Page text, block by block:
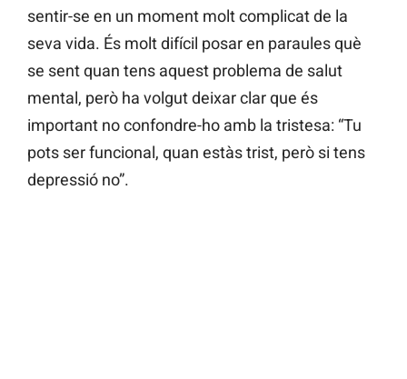
sentir-se en un moment molt complicat de la
seva vida. És molt difícil posar en paraules què
se sent quan tens aquest problema de salut
mental, però ha volgut deixar clar que és
important no confondre-ho amb la tristesa: “Tu
pots ser funcional, quan estàs trist, però si tens
depressió no”.